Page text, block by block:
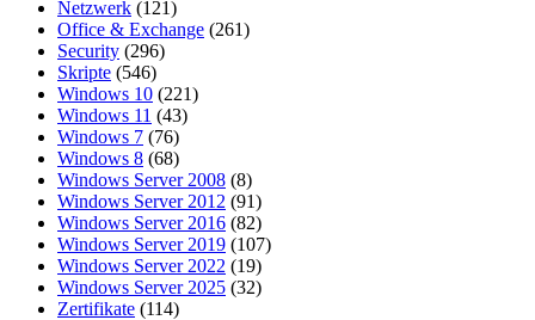
Netzwerk (121)
Office & Exchange (261)
Security (296)
Skripte (546)
Windows 10 (221)
Windows 11 (43)
Windows 7 (76)
Windows 8 (68)
Windows Server 2008 (8)
Windows Server 2012 (91)
Windows Server 2016 (82)
Windows Server 2019 (107)
Windows Server 2022 (19)
Windows Server 2025 (32)
Zertifikate (114)